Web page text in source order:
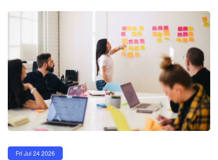
Fri Jul 24 2026